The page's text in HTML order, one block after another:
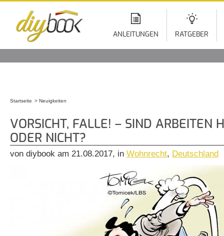
ANLEITUNGEN RATGEBER
Startseite Neuigkeiten
VORSICHT, FALLE! – SIND ARBEITEN
ODER NICHT?
von diybook am 21.08.2017, in Wohnrecht, Deutschland